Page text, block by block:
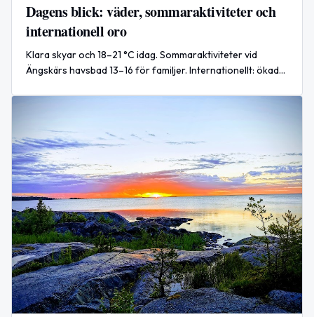
Dagens blick: väder, sommaraktiviteter och
internationell oro
Klara skyar och 18–21 °C idag. Sommaraktiviteter vid
Ängskärs havsbad 13–16 för familjer. Internationellt: ökade